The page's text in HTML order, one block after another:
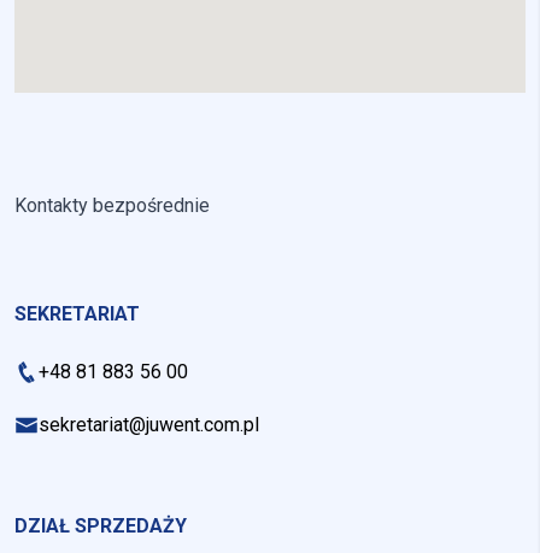
Kontakty bezpośrednie
SEKRETARIAT
+48 81 883 56 00
sekretariat@juwent.com.pl
DZIAŁ SPRZEDAŻY